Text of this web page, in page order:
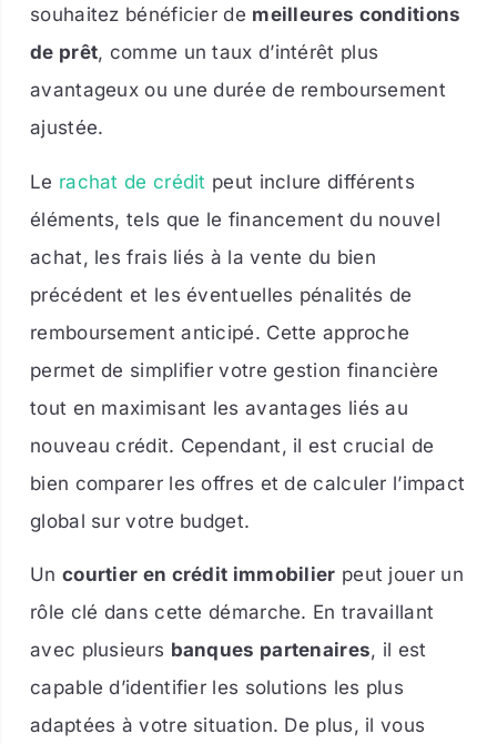
souhaitez bénéficier de meilleures conditions
de prêt, comme un taux d’intérêt plus
avantageux ou une durée de remboursement
ajustée.
Le rachat de crédit peut inclure différents
éléments, tels que le financement du nouvel
achat, les frais liés à la vente du bien
précédent et les éventuelles pénalités de
remboursement anticipé. Cette approche
permet de simplifier votre gestion financière
tout en maximisant les avantages liés au
nouveau crédit. Cependant, il est crucial de
bien comparer les offres et de calculer l’impact
global sur votre budget.
Un courtier en crédit immobilier peut jouer un
rôle clé dans cette démarche. En travaillant
avec plusieurs banques partenaires, il est
capable d’identifier les solutions les plus
adaptées à votre situation. De plus, il vous